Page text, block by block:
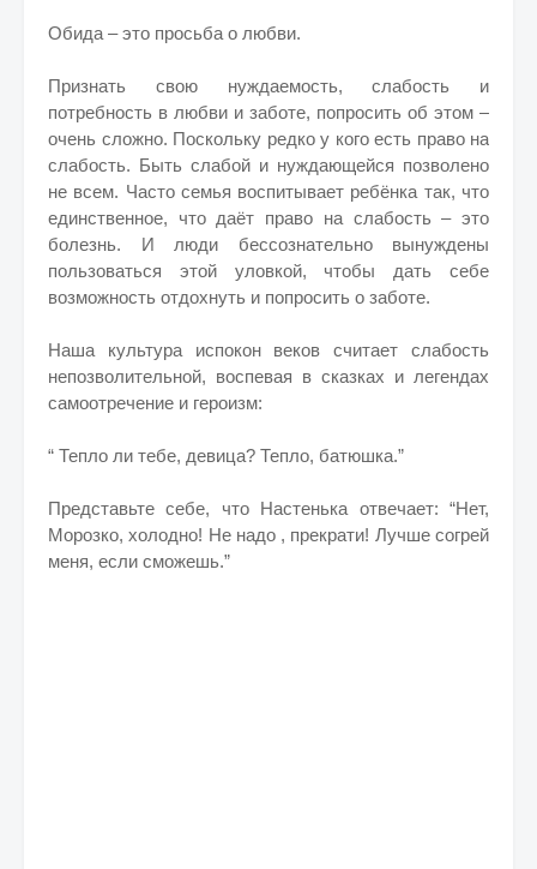
Обида – это просьба о любви.
Признать свою нуждаемость, слабость и
потребность в любви и заботе, попросить об этом –
очень сложно. Поскольку редко у кого есть право на
слабость. Быть слабой и нуждающейся позволено
не всем. Часто семья воспитывает ребёнка так, что
единственное, что даёт право на слабость – это
болезнь. И люди бессознательно вынуждены
пользоваться этой уловкой, чтобы дать себе
возможность отдохнуть и попросить о заботе.
Наша культура испокон веков считает слабость
непозволительной, воспевая в сказках и легендах
самоотречение и героизм:
“ Тепло ли тебе, девица? Тепло, батюшка.”
Представьте себе, что Настенька отвечает: “Нет,
Морозко, холодно! Не надо , прекрати! Лучше согрей
меня, если сможешь.”